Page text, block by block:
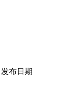
发布日期